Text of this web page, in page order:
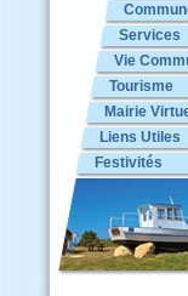
Services
Vie
Tourisme
Mairie
Liens Utiles
Festivités